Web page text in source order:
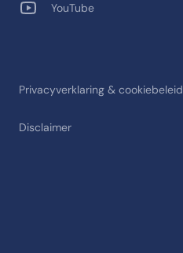
Privacyverklaring & cookiebeleid
Disclaimer
YouTube